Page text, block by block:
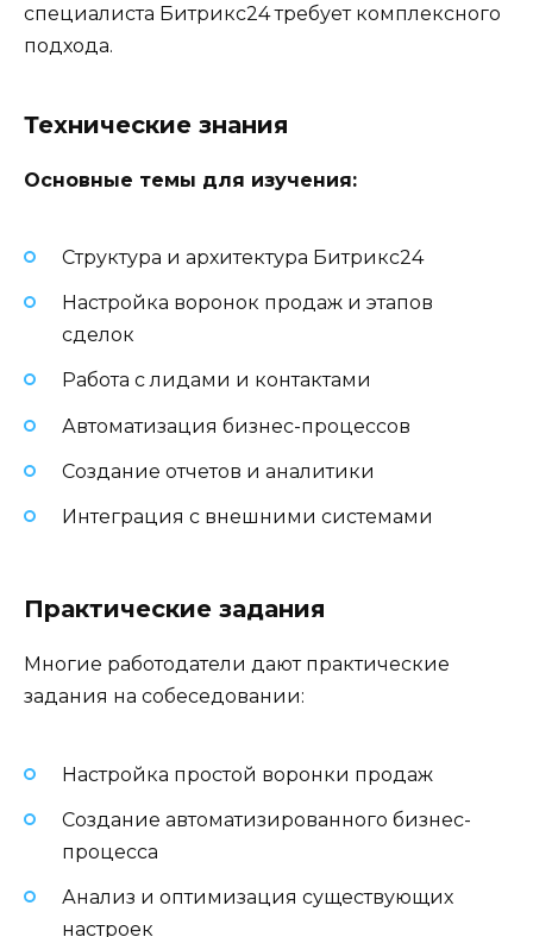
специалиста Битрикс24 требует комплексного
подхода.
Технические знания
Основные темы для изучения:
Структура и архитектура Битрикс24
Настройка воронок продаж и этапов
сделок
Работа с лидами и контактами
Автоматизация бизнес-процессов
Создание отчетов и аналитики
Интеграция с внешними системами
Практические задания
Многие работодатели дают практические
задания на собеседовании:
Настройка простой воронки продаж
Создание автоматизированного бизнес-
процесса
Анализ и оптимизация существующих
настроек